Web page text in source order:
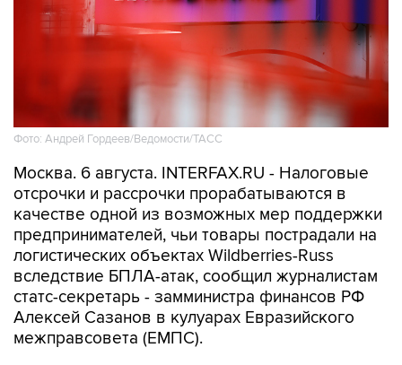
Фото: Андрей Гордеев/Ведомости/ТАСС
Москва. 6 августа. INTERFAX.RU - Налоговые
отсрочки и рассрочки прорабатываются в
качестве одной из возможных мер поддержки
предпринимателей, чьи товары пострадали на
логистических объектах Wildberries-Russ
вследствие БПЛА-атак, сообщил журналистам
статс-секретарь - замминистра финансов РФ
Алексей Сазанов в кулуарах Евразийского
межправсовета (ЕМПС).